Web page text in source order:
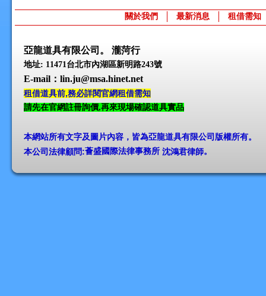
關於我們 最新消息 租借需知
亞龍道具有限公司。 瀧菏行
地址: 11471台北市內湖區新明路243號
E-mail ：lin.ju@msa.hinet.net
租借道具前,務必詳閱官網租借需知
請先在官網註冊詢價,再來現場確認道具實品
本網站所有文字及圖片內容，皆為亞龍道具有限公司版權所有。
本公司法律顧問:薈盛國際法律事務所 沈鴻君律師。